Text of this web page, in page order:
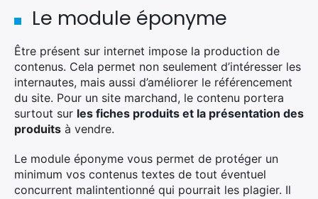
Le module éponyme
Être présent sur internet impose la production de
contenus. Cela permet non seulement d’intéresser les
internautes, mais aussi d’améliorer le référencement
du site. Pour un site marchand, le contenu portera
surtout sur les fiches produits et la présentation des
produits à vendre.
Le module éponyme vous permet de protéger un
minimum vos contenus textes de tout éventuel
concurrent malintentionné qui pourrait les plagier. Il